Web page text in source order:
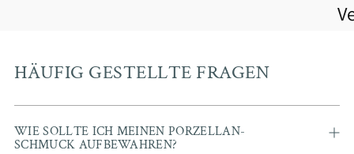
HÄUFIG GESTELLTE FRAGEN
WIE SOLLTE ICH MEINEN PORZELLAN-
SCHMUCK AUFBEWAHREN?